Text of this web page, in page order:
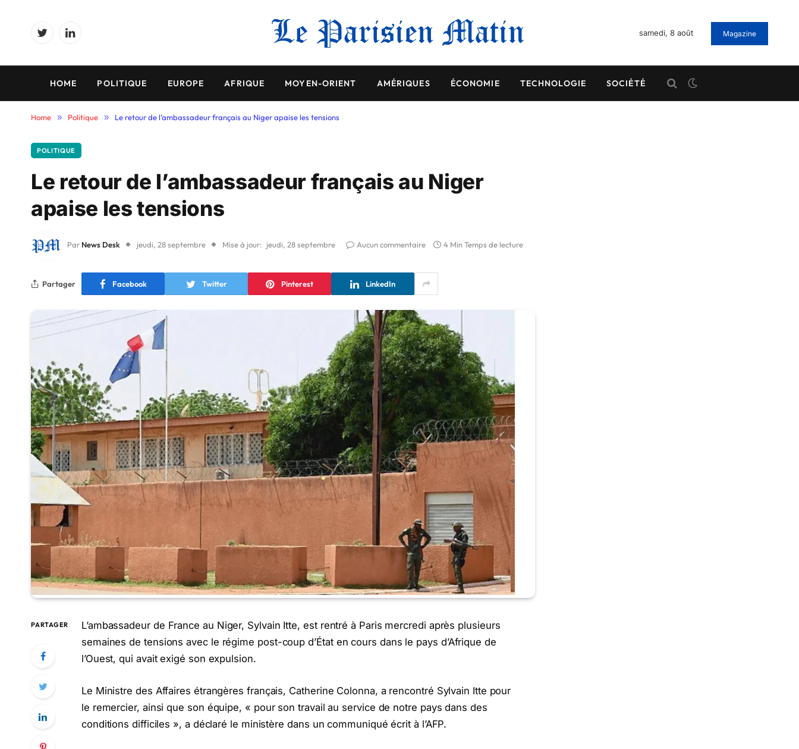
TwitterLinkedIn
samedi, 8 août Magazine
HOME POLITIQUE EUROPE AFRIQUE MOYEN-ORIENT AMÉRIQUES ÉCONOMIE TECHNOLOGIE SOCIÉTÉ
Home » Politique » Le retour de l’ambassadeur français au Niger apaise les tensions
POLITIQUE
Le retour de l’ambassadeur français au Niger
apaise les tensions
Par News Desk jeudi, 28 septembre Mise à jour: jeudi, 28 septembre Aucun commentaire 4 Min Temps de lecture
Partager Facebook Twitter Pinterest LinkedIn
PARTAGER
L’ambassadeur de France au Niger, Sylvain Itte, est rentré à Paris mercredi après plusieurs
semaines de tensions avec le régime post-coup d’État en cours dans le pays d’Afrique de
l’Ouest, qui avait exigé son expulsion.
Le Ministre des Affaires étrangères français, Catherine Colonna, a rencontré Sylvain Itte pour
le remercier, ainsi que son équipe, « pour son travail au service de notre pays dans des
conditions difficiles », a déclaré le ministère dans un communiqué écrit à l’AFP.